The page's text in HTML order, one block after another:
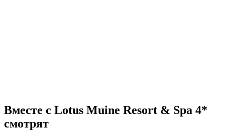
Вместе с Lotus Muine Resort & Spa 4*
смотрят